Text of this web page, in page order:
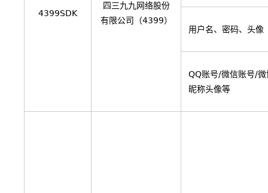
4399SDK
四三九九网络股份
有限公司（4399）
用户名、密码、头像
QQ账号/微信账号/
昵称头像等